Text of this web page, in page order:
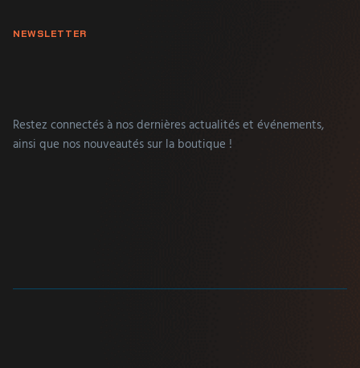
NEWSLETTER
Restez connectés à nos dernières actualités et événements,
ainsi que nos nouveautés sur la boutique !